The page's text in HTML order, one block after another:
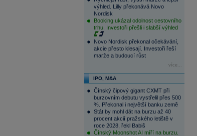
výhled. Lilly překonává Novo
Nordisk
Booking ukázal odolnost cestovního
trhu. Investoři přešli i slabší výhled
Novo Nordisk překonal očekávání,
akcie přesto klesají. Investoři řeší
marže a budoucí růst
více...
IPO, M&A
Čínský čipový gigant CXMT při
burzovním debutu vystřelil přes 500
%. Překonal i největší banku země
Stát by mohl dát na burzu až 40
procent akcií pražského letiště v
roce 2028, řekl Babiš
Čínský Moonshot AI míří na burzu.